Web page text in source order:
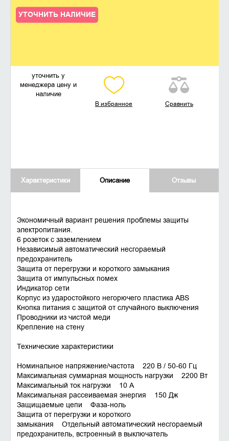
УТОЧНИТЬ НАЛИЧИЕ
уточнить у
менеджера цену и
наличие
В избранное Сравнить
Характеристики Описание Отзывы
Экономичный вариант решения проблемы защиты
электропитания.
6 розеток с заземлением
Независимый автоматический несгораемый
предохранитель
Защита от перегрузки и короткого замыкания
Защита от импульсных помех
Индикатор сети
Корпус из ударостойкого негорючего пластика ABS
Кнопка питания с защитой от случайного выключения
Проводники из чистой меди
Крепление на стену
Технические характеристики
Номинальное напряжение/частота 220 В / 50-60 Гц
Максимальная суммарная мощность нагрузки 2200 Вт
Максимальный ток нагрузки 10 А
Максимальная рассеиваемая энергия 150 Дж
Защищаемые цепи Фаза-ноль
Защита от перегрузки и короткого
замыкания Отдельный автоматический несгораемый
предохранитель, встроенный в выключатель